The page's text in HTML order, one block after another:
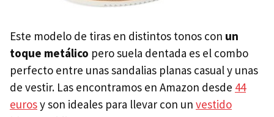
Este modelo de tiras en distintos tonos con un
toque metálico pero suela dentada es el combo
perfecto entre unas sandalias planas casual y unas
de vestir. Las encontramos en Amazon desde 44
eurosy son ideales para llevar con un vestido